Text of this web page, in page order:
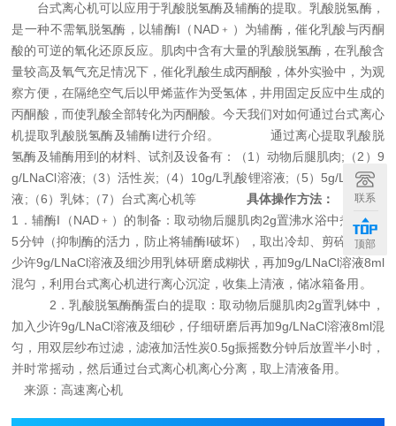
台式离心机可以应用于乳酸脱氢酶及辅酶的提取。乳酸脱氢酶，
是一种不需氧脱氢酶，以辅酶I（NAD﹢）为辅酶，催化乳酸与丙酮
酸的可逆的氧化还原反应。肌肉中含有大量的乳酸脱氢酶，在乳酸含
量较高及氧气充足情况下，催化乳酸生成丙酮酸，体外实验中，为观
察方便，在隔绝空气后以甲烯蓝作为受氢体，井用固定反应中生成的
丙酮酸，而使乳酸全部转化为丙酮酸。今天我们对如何通过台式离心
机提取乳酸脱氢酶及辅酶I进行介绍。
通过离心提取乳酸脱
氢酶及辅酶用到的材料、试剂及设备有：（1）动物后腿肌肉;（2）9
g/LNaCl溶液;（3）活性炭;（4）10g/L乳酸锂溶液;（5）5g/LKCN溶
液;（6）乳钵;（7）台式离心机等
具体操作方法：
1．辅酶I（NAD﹢）的制备：取动物后腿肌肉2g置沸水浴中煮沸4—
5分钟（抑制酶的活力，防止将辅酶I破坏），取出冷却、剪碎，加入
少许9g/LNaCl溶液及细沙用乳钵研磨成糊状，再加9g/LNaCl溶液8ml
混匀，利用台式离心机进行离心沉淀，收集上清液，储冰箱备用。
2．乳酸脱氢酶酶蛋白的提取：取动物后腿肌肉2g置乳钵中，
加入少许9g/LNaCl溶液及细砂，仔细研磨后再加9g/LNaCl溶液8ml混
匀，用双层纱布过滤，滤液加活性炭0.5g振摇数分钟后放置半小时，
并时常摇动，然后通过台式离心机离心分离，取上清液备用。
来源：高速离心机
联系
顶部